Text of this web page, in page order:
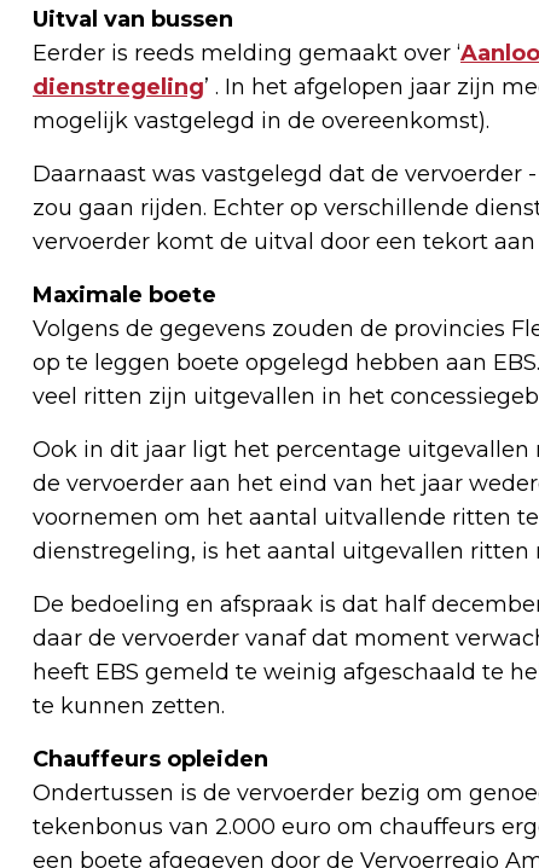
Uitval van bussen
Eerder is reeds melding gemaakt over ‘
dienstregeling’ . In het afgelopen jaar zijn
mogelijk vastgelegd in de overeenkomst).
Daarnaast was vastgelegd dat de vervoerder
zou gaan rijden. Echter op verschillende
vervoerder komt de uitval door een tekort
Maximale boete
Volgens de gegevens zouden de provincies
op te leggen boete opgelegd hebben aan
veel ritten zijn uitgevallen in het
Ook in dit jaar ligt het percentage
de vervoerder aan het eind van het jaar
voornemen om het aantal uitvallende ritten
dienstregeling, is het aantal uitgevallen ritten
De bedoeling en afspraak is dat half
daar de vervoerder vanaf dat moment
heeft EBS gemeld te weinig afgeschaald te
te kunnen zetten.
Chauffeurs opleiden
Ondertussen is de vervoerder bezig om
tekenbonus van 2.000 euro om chauffeurs
een boete afgegeven door de Vervoerregio